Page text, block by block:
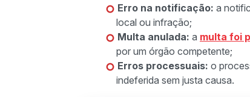
Erro na notificação: a
local ou infração;
Multa anulada: a multa foi
por um órgão competente;
Erros processuais: o
indeferida sem justa causa.